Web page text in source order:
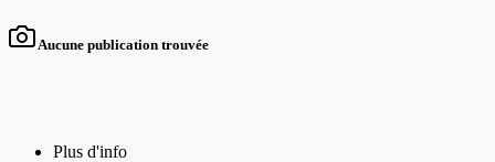
Aucune publication trouvée
Plus d'info